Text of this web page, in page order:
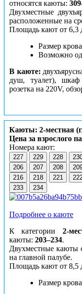
относятся каюты:
Двухместные
расположенные на
Площадь кают от 6,3
Размер
Возможно
В каюте:
душ, туалет),
розетка на 220V,
Каюты: 2-местная
Цена за взрослого
Номера кают:
227 229 228
206
207 208
216
218 221
233
234
Подробнее о каюте
К категории 2-
каюты: 203–234.
Двухместные каюты
на главной палубе.
Площадь кают от 8,5
Размер